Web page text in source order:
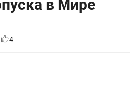
в Мире
4